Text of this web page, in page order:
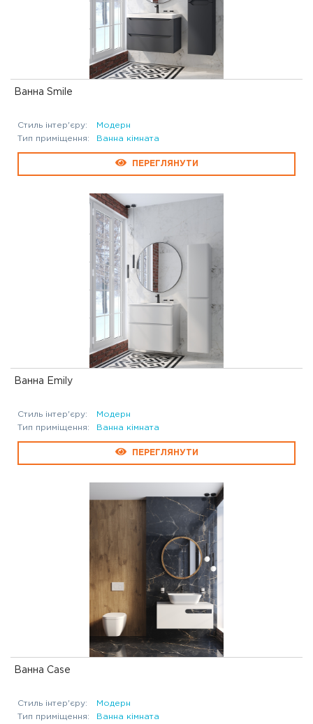
Ванна Smile
Стиль інтер'єру:
Модерн
Тип приміщення:
Ванна кімната
ПЕРЕГЛЯНУТИ
Ванна Emily
Стиль інтер'єру:
Модерн
Тип приміщення:
Ванна кімната
ПЕРЕГЛЯНУТИ
Ванна Case
Стиль інтер'єру:
Модерн
Тип приміщення:
Ванна кімната